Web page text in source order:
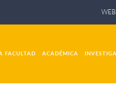
FACULTAD ACADÉMICA